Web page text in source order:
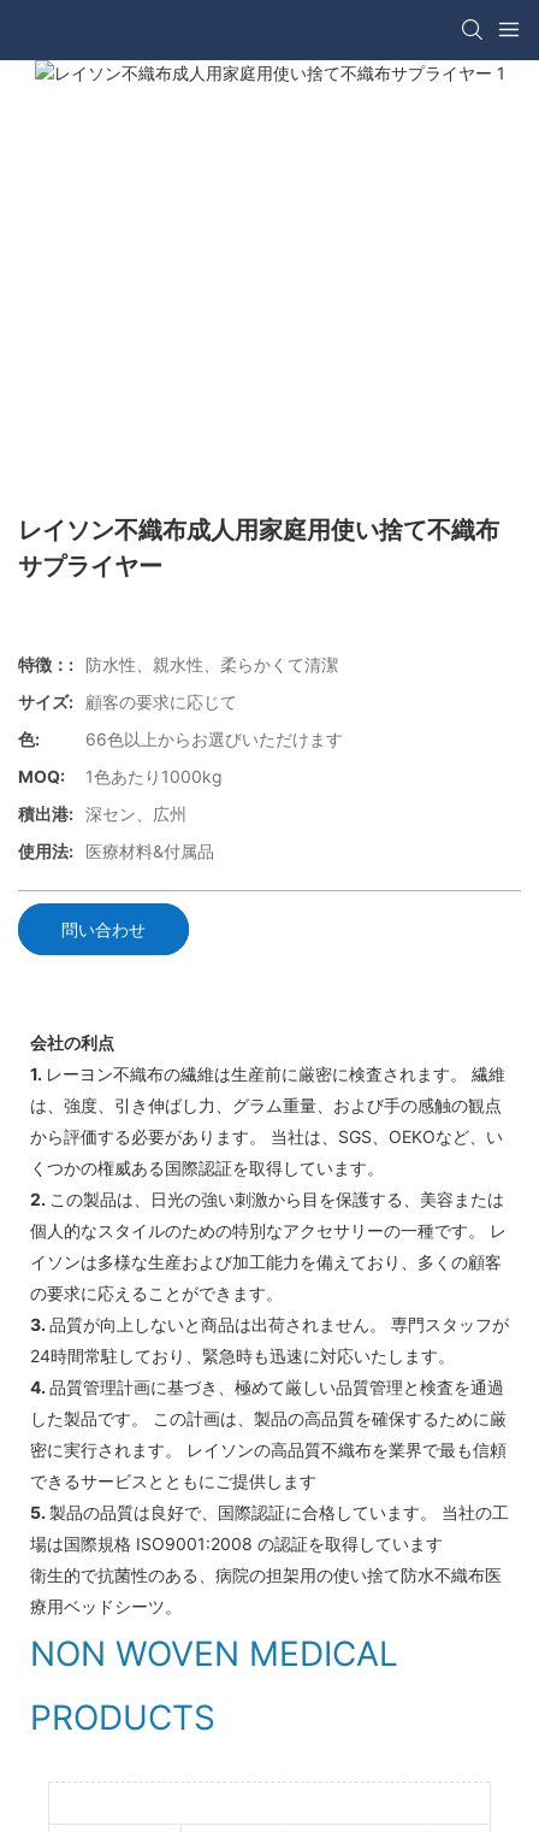
レイソン不織布成人用家庭用使い捨て不織布
サプライヤー
特徴：:
防水性、親水性、柔らかくて清潔
サイズ:
顧客の要求に応じて
色:
66色以上からお選びいただけます
MOQ:
1色あたり1000kg
積出港: 深セン、広州
使用法:
医療材料&付属品
問い合わせ
会社の利点
1. レーヨン不織布の繊維は生産前に厳密に検査されます。 繊維
は、強度、引き伸ばし力、グラム重量、および手の感触の観点
から評価する必要があります。 当社は、SGS、OEKOなど、い
くつかの権威ある国際認証を取得しています。
2. この製品は、日光の強い刺激から目を保護する、美容または
個人的なスタイルのための特別なアクセサリーの一種です。 レ
イソンは多様な生産および加工能力を備えており、多くの顧客
の要求に応えることができます。
3. 品質が向上しないと商品は出荷されません。 専門スタッフが
24時間常駐しており、緊急時も迅速に対応いたします。
4. 品質管理計画に基づき、極めて厳しい品質管理と検査を通過
した製品です。 この計画は、製品の高品質を確保するために厳
密に実行されます。 レイソンの高品質不織布を業界で最も信頼
できるサービスとともにご提供します
5. 製品の品質は良好で、国際認証に合格しています。 当社の工
場は国際規格 ISO9001:2008 の認証を取得しています
衛生的で抗菌性のある、病院の担架用の使い捨て防水不織布医
療用ベッドシーツ。
NON WOVEN MEDICAL
PRODUCTS